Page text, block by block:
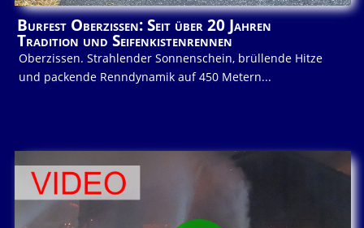
Burfest Oberzissen: Seit über 20 Jahren
Tradition und Seifenkistenrennen
Oberzissen. Strahlender Sonnenschein, brüllende Hitze
und packende Renndynamik auf 450 Metern...